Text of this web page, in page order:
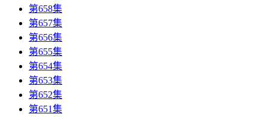
第658集
第657集
第656集
第655集
第654集
第653集
第652集
第651集